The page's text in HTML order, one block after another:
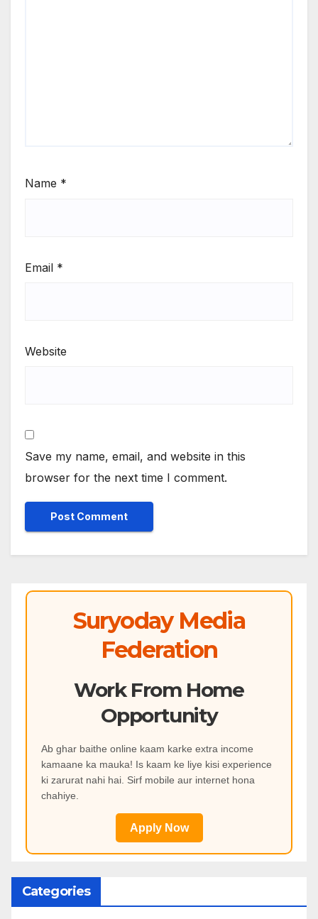
Name *
Email *
Website
Save my name, email, and website in this
browser for the next time I comment.
Suryoday Media
Federation
Work From Home
Opportunity
Ab ghar baithe online kaam karke extra income
kamaane ka mauka! Is kaam ke liye kisi experience
ki zarurat nahi hai. Sirf mobile aur internet hona
chahiye.
Apply Now
Categories